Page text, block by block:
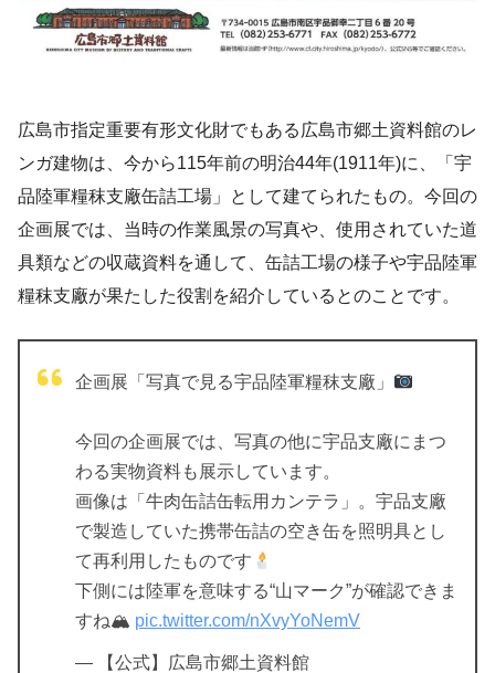
広島市指定重要有形文化財でもある広島市郷土資料館のレ
ンガ建物は、今から115年前の明治44年(1911年)に、「宇
品陸軍糧秣支廠缶詰工場」として建てられたもの。今回の
企画展では、当時の作業風景の写真や、使用されていた道
具類などの収蔵資料を通して、缶詰工場の様子や宇品陸軍
糧秣支廠が果たした役割を紹介しているとのことです。
企画展「写真で見る宇品陸軍糧秣支廠」
今回の企画展では、写真の他に宇品支廠にまつ
わる実物資料も展示しています。
画像は「牛肉缶詰缶転用カンテラ」。宇品支廠
で製造していた携帯缶詰の空き缶を照明具とし
て再利用したものです
下側には陸軍を意味する“山マーク”が確認できま
すね🏔 pic.twitter.com/nXvyYoNemV
— 【公式】広島市郷土資料館